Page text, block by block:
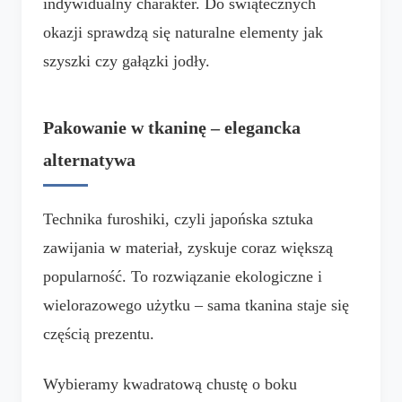
okazji sprawdzą się naturalne elementy jak
szyszki czy gałązki jodły.
Pakowanie w tkaninę – elegancka
alternatywa
Technika furoshiki, czyli japońska sztuka
zawijania w materiał, zyskuje coraz większą
popularność. To rozwiązanie ekologiczne i
wielorazowego użytku – sama tkanina staje się
częścią prezentu.
Wybieramy kwadratową chustę o boku